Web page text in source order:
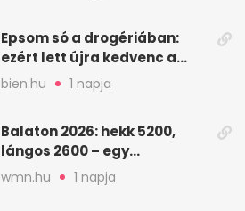
Epsom só a drogériában:
ezért lett újra kedvenc a
magnézium-szulfát
bien.hu 1 napja
Balaton 2026: hekk 5200,
lángos 2600 – egy
strandnap gyorsan tízezres
wmn.hu 1 napja